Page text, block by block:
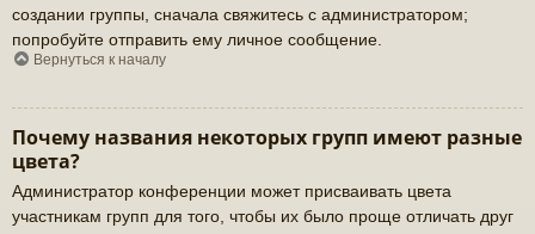
создании группы, сначала свяжитесь с администратором;
попробуйте отправить ему личное сообщение.
Вернуться к началу
Почему названия некоторых групп имеют разные
цвета?
Администратор конференции может присваивать цвета
участникам групп для того, чтобы их было проще отличать друг